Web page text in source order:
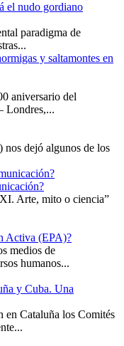
el nudo gordiano
paradigma de
aniversario del
Londres,...
dejó algunos de los
Arte, mito o ciencia”
Activa (EPA)?
medios de
humanos...
y Cuba. Una
en Cataluña los Comités